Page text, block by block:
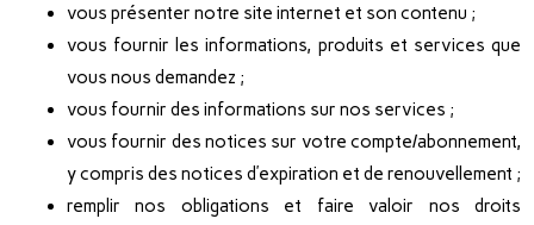
vous présenter notre site internet et son contenu ;
vous fournir les informations, produits et services que
vous nous demandez ;
vous fournir des informations sur nos services ;
vous fournir des notices sur votre compte/abonnement,
y compris des notices d’expiration et de renouvellement ;
remplir nos obligations et faire valoir nos droits